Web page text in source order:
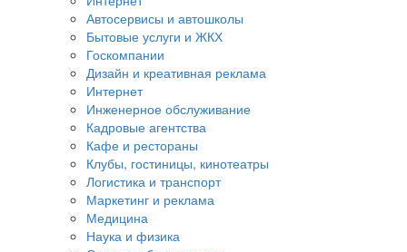
Автосервисы и автошколы
Бытовые услуги и ЖКХ
Госкомпании
Дизайн и креативная реклама
Интернет
Инженерное обслуживание
Кадровые агентства
Кафе и рестораны
Клубы, гостиницы, кинотеатры
Логистика и транспорт
Маркетинг и реклама
Медицина
Наука и физика